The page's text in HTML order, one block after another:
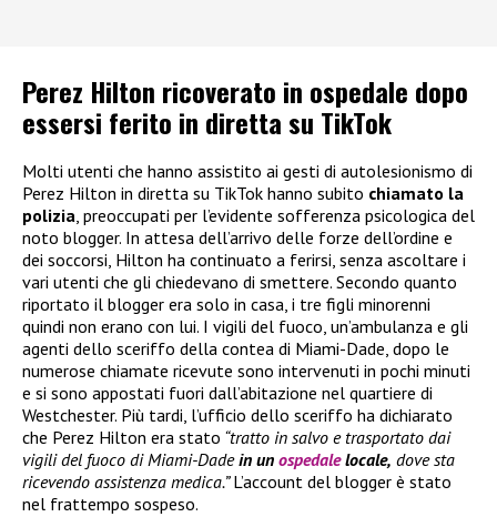
Perez Hilton ricoverato in ospedale dopo
essersi ferito in diretta su TikTok
Molti utenti che hanno assistito ai gesti di autolesionismo di
Perez Hilton in diretta su TikTok hanno subito chiamato la
polizia, preoccupati per l’evidente sofferenza psicologica del
noto blogger. In attesa dell’arrivo delle forze dell’ordine e
dei soccorsi, Hilton ha continuato a ferirsi, senza ascoltare i
vari utenti che gli chiedevano di smettere. Secondo quanto
riportato il blogger era solo in casa, i tre figli minorenni
quindi non erano con lui. I vigili del fuoco, un’ambulanza e gli
agenti dello sceriffo della contea di Miami-Dade, dopo le
numerose chiamate ricevute sono intervenuti in pochi minuti
e si sono appostati fuori dall’abitazione nel quartiere di
Westchester. Più tardi, l’ufficio dello sceriffo ha dichiarato
che Perez Hilton era stato “tratto in salvo e trasportato dai
vigili del fuoco di Miami-Dadein un ospedalelocale, dove sta
ricevendo assistenza medica.”L’account del blogger è stato
nel frattempo sospeso.